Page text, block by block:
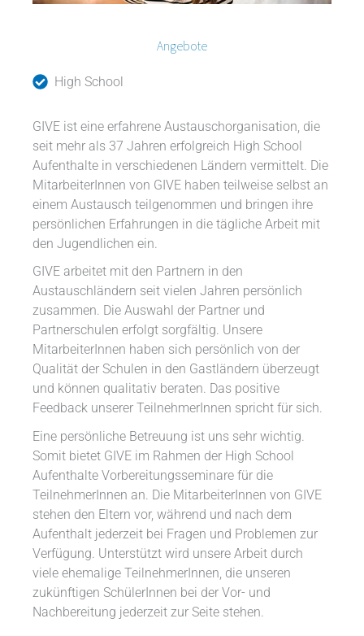
Angebote
High School
GIVE ist eine erfahrene Austauschorganisation, die
seit mehr als 37 Jahren erfolgreich High School
Aufenthalte in verschiedenen Ländern vermittelt. Die
MitarbeiterInnen von GIVE haben teilweise selbst an
einem Austausch teilgenommen und bringen ihre
persönlichen Erfahrungen in die tägliche Arbeit mit
den Jugendlichen ein.
GIVE arbeitet mit den Partnern in den
Austauschländern seit vielen Jahren persönlich
zusammen. Die Auswahl der Partner und
Partnerschulen erfolgt sorgfältig. Unsere
MitarbeiterInnen haben sich persönlich von der
Qualität der Schulen in den Gastländern überzeugt
und können qualitativ beraten. Das positive
Feedback unserer TeilnehmerInnen spricht für sich.
Eine persönliche Betreuung ist uns sehr wichtig.
Somit bietet GIVE im Rahmen der High School
Aufenthalte Vorbereitungsseminare für die
TeilnehmerInnen an. Die MitarbeiterInnen von GIVE
stehen den Eltern vor, während und nach dem
Aufenthalt jederzeit bei Fragen und Problemen zur
Verfügung. Unterstützt wird unsere Arbeit durch
viele ehemalige TeilnehmerInnen, die unseren
zukünftigen SchülerInnen bei der Vor- und
Nachbereitung jederzeit zur Seite stehen.